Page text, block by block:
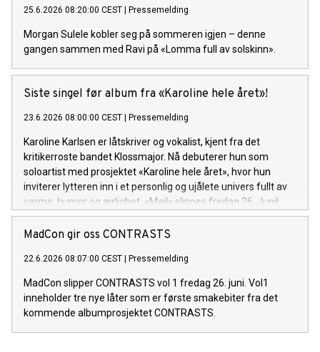
25.6.2026 08:20:00 CEST Pressemelding
Morgan Sulele kobler seg på sommeren igjen – denne
gangen sammen med Ravi på «Lomma full av solskinn».
Siste singel før album fra «Karoline hele året»!
23.6.2026 08:00:00 CEST Pressemelding
Karoline Karlsen er låtskriver og vokalist, kjent fra det
kritikerroste bandet Klossmajor. Nå debuterer hun som
soloartist med prosjektet «Karoline hele året», hvor hun
inviterer lytteren inn i et personlig og ujålete univers fullt av
varme, humor og ærlighet. «Mail» slippes fredag 26. Juni!
MadCon gir oss CONTRASTS
22.6.2026 08:07:00 CEST Pressemelding
MadCon slipper CONTRASTS vol 1 fredag 26. juni. Vol1
inneholder tre nye låter som er første smakebiter fra det
kommende albumprosjektet CONTRASTS.